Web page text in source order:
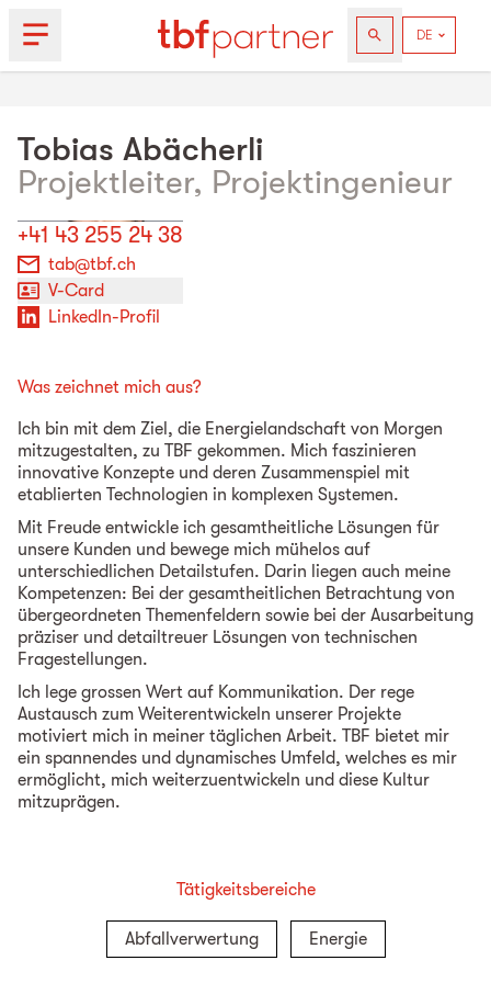
Tobias Abächerli
Projektleiter, Projektingenieur
+41 43 255 24 38
tab@tbf.ch
V-Card
LinkedIn-Profil
Was zeichnet mich aus?
Ich bin mit dem Ziel, die Energielandschaft von Morgen
mitzugestalten, zu TBF gekommen. Mich faszinieren
innovative Konzepte und deren Zusammenspiel mit
etablierten Technologien in komplexen Systemen.
Mit Freude entwickle ich gesamtheitliche Lösungen für
unsere Kunden und bewege mich mühelos auf
unterschiedlichen Detailstufen. Darin liegen auch meine
Kompetenzen: Bei der gesamtheitlichen Betrachtung von
übergeordneten Themenfeldern sowie bei der Ausarbeitung
präziser und detailtreuer Lösungen von technischen
Fragestellungen.
Ich lege grossen Wert auf Kommunikation. Der rege
Austausch zum Weiterentwickeln unserer Projekte
motiviert mich in meiner täglichen Arbeit. TBF bietet mir
ein spannendes und dynamisches Umfeld, welches es mir
ermöglicht, mich weiterzuentwickeln und diese Kultur
mitzuprägen.
Tätigkeitsbereiche
Abfallverwertung Energie